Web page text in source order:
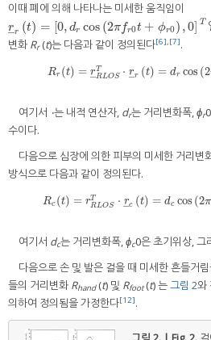
이때 폐에 의해 나타나는 미세한 움직임이
r
–r (t) = [0, dr cos (2πfr0t + ϕr0) , 0] T
r_r (t)= 0,d cos(2 πfr0t+ϕr0),0] T
변화 Rr(t)는 다음과 같이 정의된다[6],[7].
Rr (t) = r
–
T
RLOS ⋅ r
–r (t) = dr cos(2
R r(t) =r_RLO S T⋅r _r(t =d rcos(2πf
여기서 ‧는 내적 연산자, dr는 거리변화폭, ϕr
수이다.
다음으로 심장에 의한 피부의 미세한 거리변
방식으로 다음과 같이 정의된다.
Rc (t) = rT
RLOS ⋅ r
–c (t) = dc cos(2π
Rc( t)=rRLO S T⋅r _c(t )=dccos(2πfc
여기서 dc는 거리변화폭, ϕc0은 초기위상, 그
다음으로 손 및 발은 걸을 때 미세한 흔들거
들의 거리변화 Rhand(t) 및 Rfoot(t) 는그림 2와
의하여 정의됨을 가정한다[12].